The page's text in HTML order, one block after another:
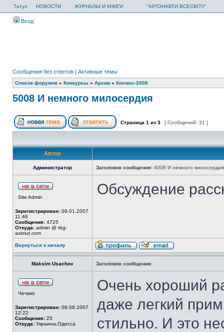
Титул НОВОСТИ ЖУРНАЛЫ И КНИГИ "АРГОНАВТИ ВСЕСВІТУ"
Вход
Сообщения без ответов | Активные темы
Список форумов » Конкурсы » Архив » Космос-2008
5008 И немного милосердия
Страница 1 из 3 [ Сообщений: 31 ]
Автор
Администратор Заголовок сообщения: 4008 И немного милосердия
Site Admin
Зарегистрирован: 08.01.2007
11:46
Сообщения: 4725
Откуда: admin @ rbg-
azimut.com
Обсуждение
Вернуться к началу
Maksim Usachov Заголовок сообщения:
Чечако
Зарегистрирован: 08.08.2007
12:22
Сообщения: 25
Откуда: Украина,Одесса
Очень хороший
даже легкий
стильно. И это